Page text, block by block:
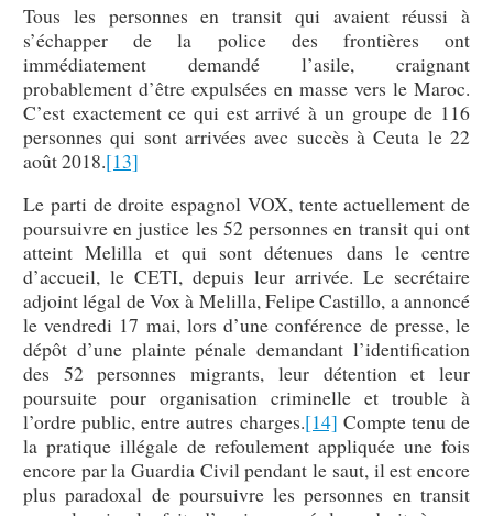
Tous les personnes en transit qui avaient réussi à
s’échapper de la police des frontières ont
immédiatement demandé l’asile, craignant
probablement d’être expulsées en masse vers le Maroc.
C’est exactement ce qui est arrivé à un groupe de 116
personnes qui sont arrivées avec succès à Ceuta le 22
août 2018.[13]
Le parti de droite espagnol VOX, tente actuellement de
poursuivre en justice les 52 personnes en transit qui ont
atteint Melilla et qui sont détenues dans le centre
d’accueil, le CETI, depuis leur arrivée. Le secrétaire
adjoint légal de Vox à Melilla, Felipe Castillo, a annoncé
le vendredi 17 mai, lors d’une conférence de presse, le
dépôt d’une plainte pénale demandant l’identification
des 52 personnes migrants, leur détention et leur
poursuite pour organisation criminelle et trouble à
l’ordre public, entre autres charges.[14] Compte tenu de
la pratique illégale de refoulement appliquée une fois
encore par la Guardia Civil pendant le saut, il est encore
plus paradoxal de poursuivre les personnes en transit